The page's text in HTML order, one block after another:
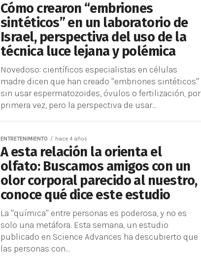
Cómo crearon “embriones
sintéticos” en un laboratorio de
Israel, perspectiva del uso de la
técnica luce lejana y polémica
Novedoso: científicos especialistas en células
madre dicen que han creado "embriones sintéticos"
sin usar espermatozoides, óvulos o fertilización, por
primera vez, pero la perspectiva de usar...
ENTRETENIMIENTO hace 4 años
A esta relación la orienta el
olfato: Buscamos amigos con un
olor corporal parecido al nuestro,
conoce qué dice este estudio
La "química" entre personas es poderosa, y no es
solo una metáfora. Esta semana, un estudio
publicado en Science Advances ha descubierto que
las personas con...